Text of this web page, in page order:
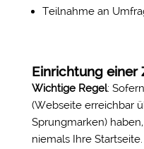
Teilnahme an
Einrichtung einer
Wichtige Regel:
(Webseite erreichbar
Sprungmarken)
niemals Ihre